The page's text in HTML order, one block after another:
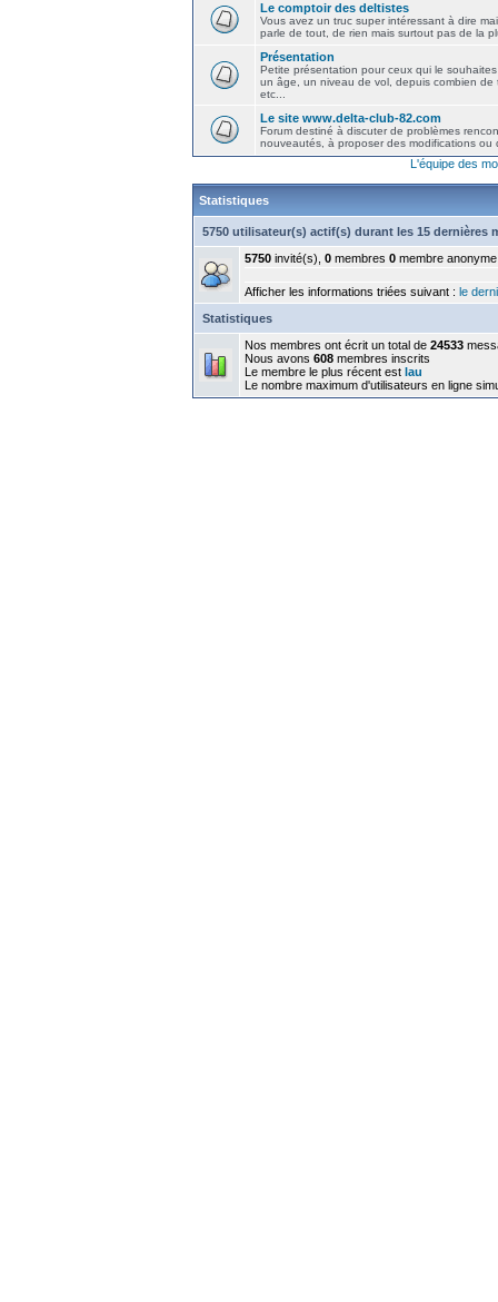
Le comptoir des deltistes
Vous avez un truc super intéressant à dire
parle de tout, de rien mais surtout pas de la
Présentation
Petite présentation pour ceux qui le
un âge, un niveau de vol, depuis combien de
etc...
Le site www.delta-club-82.com
Forum destiné à discuter de problèmes
nouveautés, à proposer des modifications ou
L'équipe des
Statistiques
5750 utilisateur(s) actif(s) durant les 15 dernières
5750 invité(s), 0 membres 0 membre anonyme
Afficher les informations triées suivant : le
Statistiques
Nos membres ont écrit un total de 24533
Nous avons 608 membres inscrits
Le membre le plus récent est lau
Le nombre maximum d'utilisateurs en ligne